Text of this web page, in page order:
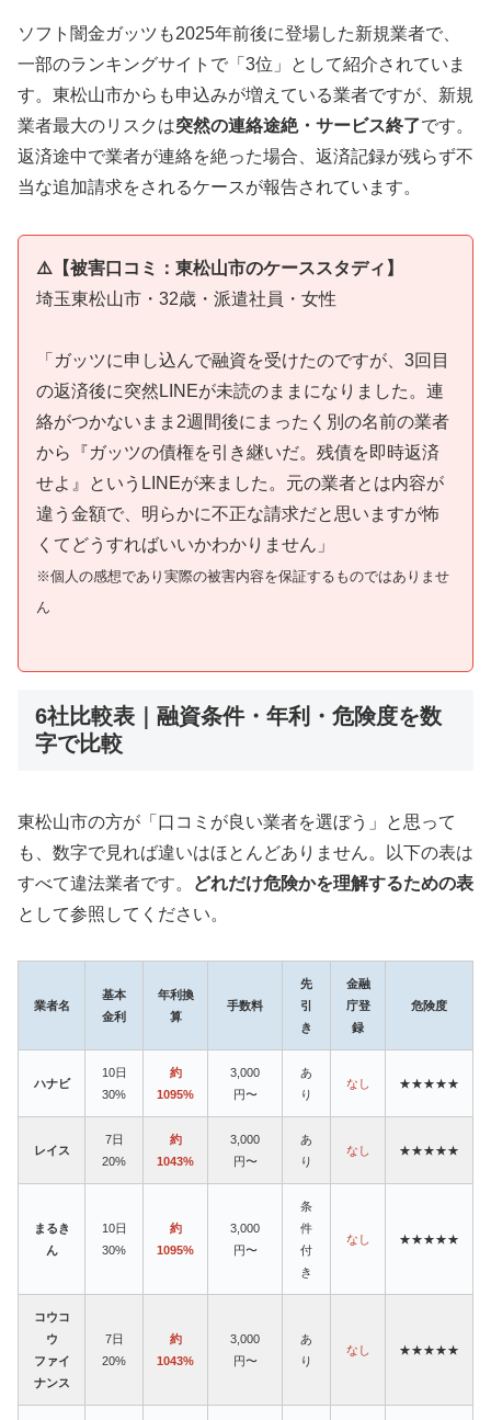
ソフト闇金ガッツも2025年前後に登場した新規業者で、
一部のランキングサイトで「3位」として紹介されていま
す。東松山市からも申込みが増えている業者ですが、新規
業者最大のリスクは突然の連絡途絶・サービス終了です。
返済途中で業者が連絡を絶った場合、返済記録が残らず不
当な追加請求をされるケースが報告されています。
⚠️【被害口コミ：東松山市のケーススタディ】
埼玉東松山市・32歳・派遣社員・女性
「ガッツに申し込んで融資を受けたのですが、3回目
の返済後に突然LINEが未読のままになりました。連
絡がつかないまま2週間後にまったく別の名前の業者
から『ガッツの債権を引き継いだ。残債を即時返済
せよ』というLINEが来ました。元の業者とは内容が
違う金額で、明らかに不正な請求だと思いますが怖
くてどうすればいいかわかりません」
※個人の感想であり実際の被害内容を保証するものではありませ
ん
6社比較表｜融資条件・年利・危険度を数
字で比較
東松山市の方が「口コミが良い業者を選ぼう」と思って
も、数字で見れば違いはほとんどありません。以下の表は
すべて違法業者です。
どれだけ危険かを理解するための表
として参照してください。
業者名
基本
金利
年利換
算
手数料
先
引
き
金融
庁登
録
危険度
ハナビ
10日
30%
約
1095%
3,000
円〜
あ
り
なし ★★★★★
レイス
7日
20%
約
1043%
3,000
円〜
あ
り
なし ★★★★★
まるき
ん
10日
30%
約
1095%
3,000
円〜
条
件
付
き
なし ★★★★★
コウコ
ウ
ファイ
ナンス
7日
20%
約
1043%
3,000
円〜
あ
り
なし ★★★★★